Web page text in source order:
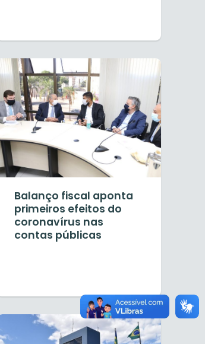
Balanço fiscal aponta
primeiros efeitos do
coronavírus nas
contas públicas